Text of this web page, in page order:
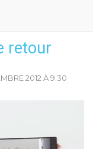
retour
2012 À 9:30